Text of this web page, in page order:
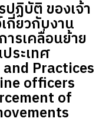
ฏิบัติ ของเจ้า
กี่ยวกับงาน
รเคลื่อนย้าย
ระเทศ
Practices
officers
of